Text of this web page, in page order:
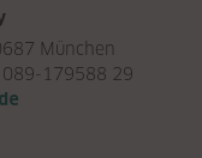
München
089-179588 29